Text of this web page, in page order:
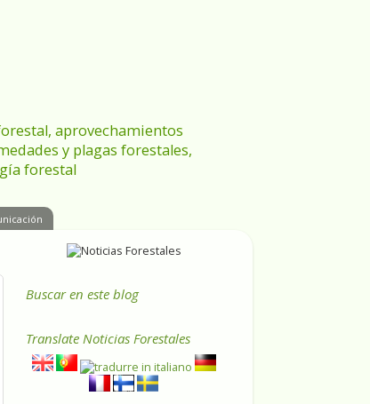
aprovechamientos
y plagas forestales,
forestal
Buscar en este blog
Translate Noticias Forestales